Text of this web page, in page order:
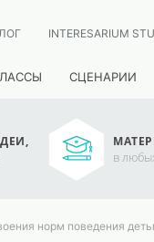
INTERESARIUM
СЦЕНАРИИ
в
норм поведения